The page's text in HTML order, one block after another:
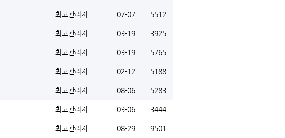
최고관리자 07-07 5512
최고관리자 03-19 3925
최고관리자 03-19 5765
최고관리자 02-12 5188
최고관리자 08-06 5283
최고관리자 03-06 3444
최고관리자 08-29 9501